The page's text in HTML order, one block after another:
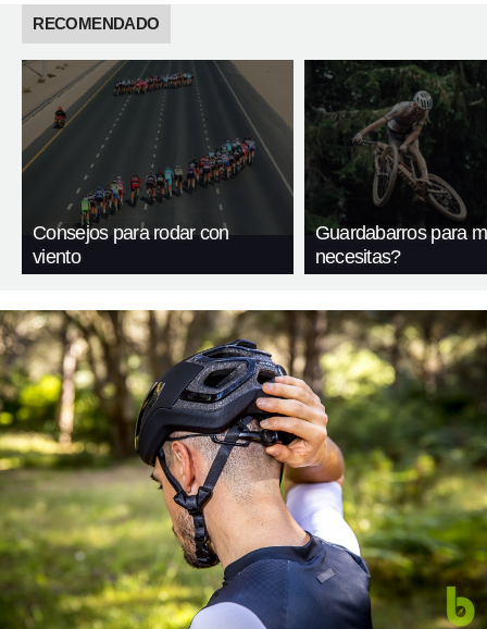
RECOMENDADO
Consejos para rodar con
viento
Guardabarros para
necesitas?